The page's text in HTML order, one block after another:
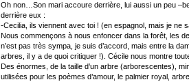
Oh non…Son mari accoure derrière, lui aussi un peu
derrière eux :
-Cecilia, ils viennent avec toi ! (en espagnol, mais je ne
Nous commençons à nous enfoncer dans la forêt, les
n’est pas très sympa, je suis d’accord, mais entre la
arbres, il y a de quoi critiquer !). Cécile nous montre
Des énormes, de la taille d’un arbre (arborescentes),
utilisées pour les poèmes d’amour, le palmier royal,